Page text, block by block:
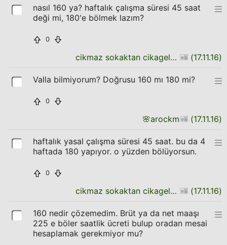
nasıl 160 ya? haftalık çalışma süresi 45 saat
deği mi, 180'e bölmek lazım?
0
cikmaz sokaktan cikagelen cocuk (17.11.16)
Valla bilmiyorum? Doğrusu 160 mı 180 mi?
0
🌸arockm (17.11.16)
haftalık yasal çalışma süresi 45 saat. bu da 4
haftada 180 yapıyor. o yüzden bölüyorsun.
0
cikmaz sokaktan cikagelen cocuk (17.11.16)
160 nedir çözemedim. Brüt ya da net maaşı
225 e böler saatlik ücreti bulup oradan mesai
hesaplamak gerekmiyor mu?